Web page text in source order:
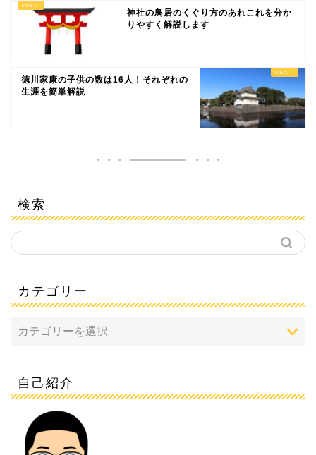
神社の鳥居のくぐり方のあれこれを分か
りやすく解説します
徳川家康の子供の数は16人！それぞれの
生涯を簡単解説
検索
カテゴリー
自己紹介